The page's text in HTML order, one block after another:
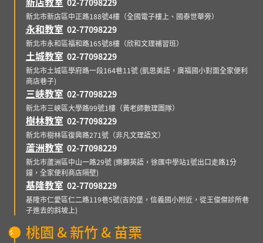
02-77098229
新北市新店區中正路188號4樓（全國電子樓上、國泰世華旁）
永和教室 02-77098229
新北市永和區福和路165號8樓（欣和文理補習班）
土城教室 02-77098229
新北市土城區學府路一段164巷11號 (凱思美語，廣福國小對面全家便利
商店巷子)
三峽教室 02-77098229
新北市三峽區大學路99號1樓（黃老師數理團隊）
樹林教室 02-77098229
新北市樹林區復興路271號（非凡文理語文）
蘆洲教室 02-77098229
新北市蘆洲區中山一路29號 (樂獅英語，徐匯中學站1號出口走路1分
鐘，全家便利商店隔壁)
基隆教室 02-77098229
基隆市仁愛區仁二路119巷5號(吉的堡，信義國小附近，從王俊傑診所巷
子進去的斜坡上)
桃園 & 新竹 & 苗栗